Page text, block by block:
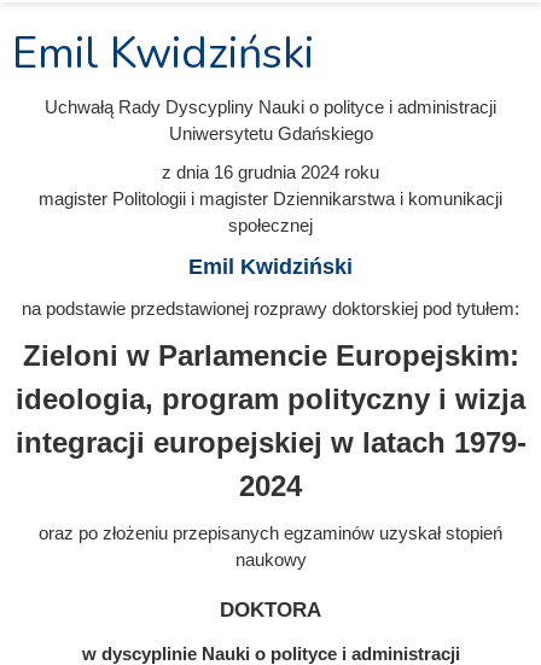
Emil Kwidziński
Uchwałą Rady Dyscypliny Nauki o polityce i administracji
Uniwersytetu Gdańskiego
z dnia 16 grudnia 2024 roku
magister Politologii i magister Dziennikarstwa i komunikacji
społecznej
Emil Kwidziński
na podstawie przedstawionej rozprawy doktorskiej pod tytułem:
Zieloni w Parlamencie Europejskim:
ideologia, program polityczny i wizja
integracji europejskiej w latach 1979-
2024
oraz po złożeniu przepisanych egzaminów uzyskał stopień
naukowy
doktora
w dyscyplinie Nauki o polityce i administracji